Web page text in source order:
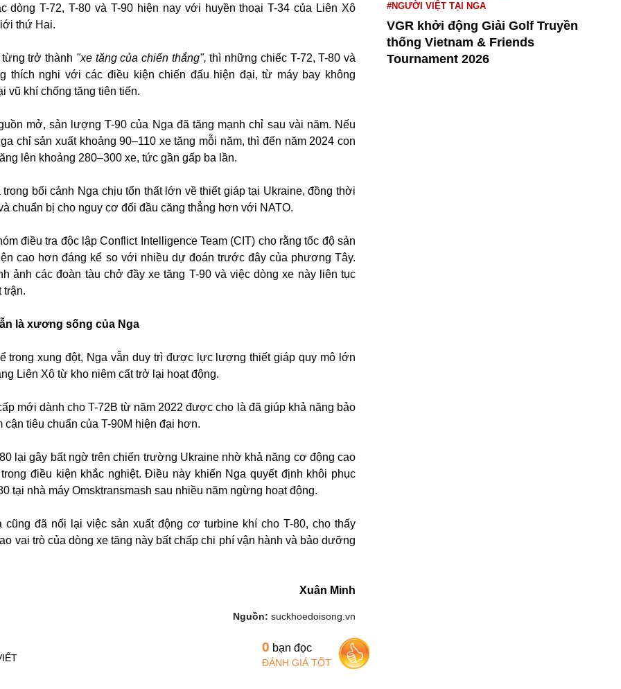
dòng T-72, T-80 và T-90 hiện nay với huyền thoại T-34 của Liên Xô
thứ Hai.
trở thành "xe tăng của chiến thắng", thì những chiếc T-72, T-80 và
thích nghi với các điều kiện chiến đấu hiện đại, từ máy bay không
vũ khí chống tăng tiên tiến.
mở, sản lượng T-90 của Nga đã tăng mạnh chỉ sau vài năm. Nếu
chỉ sản xuất khoảng 90–110 xe tăng mỗi năm, thì đến năm 2024 con
lên khoảng 280–300 xe, tức gần gấp ba lần.
bối cảnh Nga chịu tổn thất lớn về thiết giáp tại Ukraine, đồng thời
chuẩn bị cho nguy cơ đối đầu căng thẳng hơn với NATO.
điều tra độc lập Conflict Intelligence Team (CIT) cho rằng tốc độ sản
cao hơn đáng kể so với nhiều dự đoán trước đây của phương Tây.
ảnh các đoàn tàu chở đầy xe tăng T-90 và việc dòng xe này liên tục
trận.
là xương sống của Nga
trong xung đột, Nga vẫn duy trì được lực lượng thiết giáp quy mô lớn
Liên Xô từ kho niêm cất trở lại hoạt động.
mới dành cho T-72B từ năm 2022 được cho là đã giúp khả năng bảo
cận tiêu chuẩn của T-90M hiện đại hơn.
lại gây bất ngờ trên chiến trường Ukraine nhờ khả năng cơ động cao
điều kiện khắc nghiệt. Điều này khiến Nga quyết định khôi phục
tại nhà máy Omsktransmash sau nhiều năm ngừng hoạt động.
cũng đã nối lại việc sản xuất động cơ turbine khí cho T-80, cho thấy
vai trò của dòng xe tăng này bất chấp chi phí vận hành và bảo dưỡng
Xuân Minh
Nguồn: suckhoedoisong.vn
0 bạn đọc
ĐÁNH GIÁ TỐT
#NGƯỜI VIỆT TẠI NGA
VGR khởi động Giải Golf Truyền
thống Vietnam & Friends
Tournament 2026